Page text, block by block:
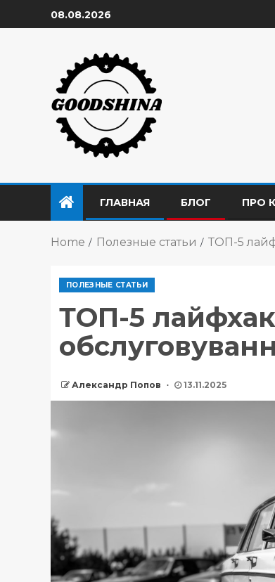
08.08.2026
ГЛАВНАЯ БЛОГ ПРО
Home Полезные статьи ТОП-5
ПОЛЕЗНЫЕ СТАТЬИ
ТОП-5
Александр Попов 13.11.2025